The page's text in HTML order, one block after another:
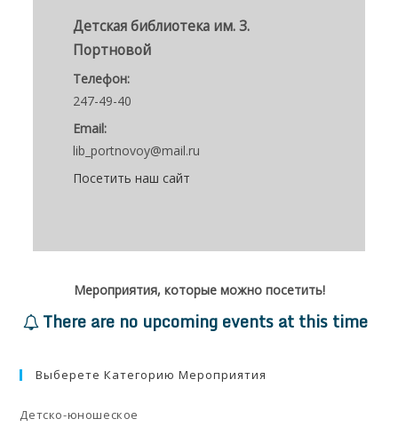
Детская библиотека им. З.
Портновой
Телефон:
247-49-40
Email:
lib_portnovoy@mail.ru
Посетить наш сайт
Мероприятия, которые можно посетить!
There are no upcoming events at this time
Выберете Категорию Мероприятия
Детско-юношеское